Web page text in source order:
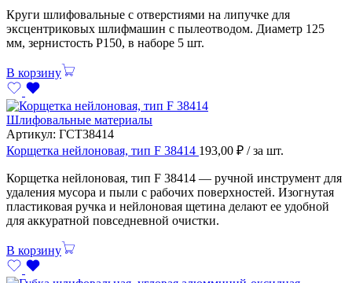
Круги шлифовальные с отверстиями на липучке для
эксцентриковых шлифмашин с пылеотводом. Диаметр 125
мм, зернистость Р150, в наборе 5 шт.
В корзину
Шлифовальные материалы
Артикул: ГСТ38414
Корщетка нейлоновая, тип F 38414 193,00 ₽ / за шт.
Корщетка нейлоновая, тип F 38414 — ручной инструмент для
удаления мусора и пыли с рабочих поверхностей. Изогнутая
пластиковая ручка и нейлоновая щетина делают ее удобной
для аккуратной повседневной очистки.
В корзину